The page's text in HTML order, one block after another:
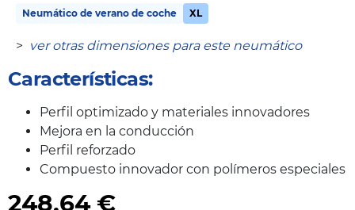
Neumático de verano de coche XL
> ver otras dimensiones para este neumático
Características:
Perfil optimizado y materiales innovadores
Mejora en la conducción
Perfil reforzado
Compuesto innovador con polímeros especiales
248,64€